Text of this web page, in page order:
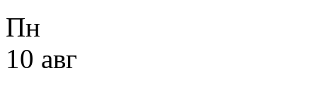
Пн
10 авг